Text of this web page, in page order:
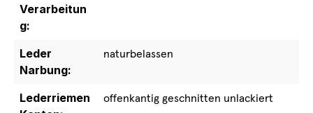
Verarbeitun
g:
Leder
Narbung:
naturbelassen
Lederriemen
offenkantig geschnitten unlackiert